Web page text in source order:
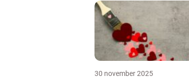
30 november 2025